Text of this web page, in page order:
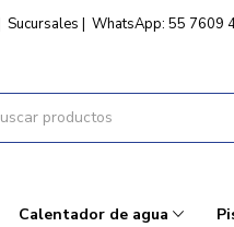
Sucursales | WhatsApp: 55 7609
Calentador de agua